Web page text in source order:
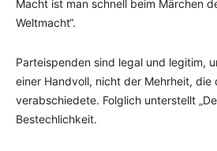
Macht ist man schnell beim Märchen
Weltmacht“.
Parteispenden sind legal und legitim,
einer Handvoll, nicht der Mehrheit, die
verabschiedete. Folglich unterstellt
Bestechlichkeit.